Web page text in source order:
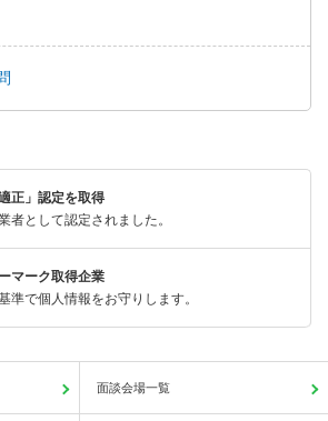
正」認定を取得
者として認定されました。
マーク取得企業
準で個人情報をお守りします。
面談会場一覧